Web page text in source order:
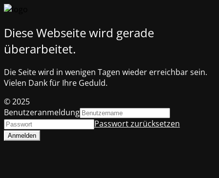
Diese Webseite wird gerade
überarbeitet.
Die Seite wird in wenigen Tagen wieder erreichbar sein.
Vielen Dank für Ihre Geduld.
© 2025
Benutzeranmeldung
Passwort zurücksetzen